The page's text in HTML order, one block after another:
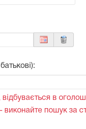
в
пошук за